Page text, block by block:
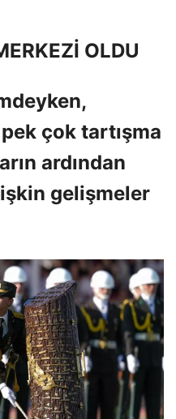
OLDU
çok tartışma
ardından
gelişmeler